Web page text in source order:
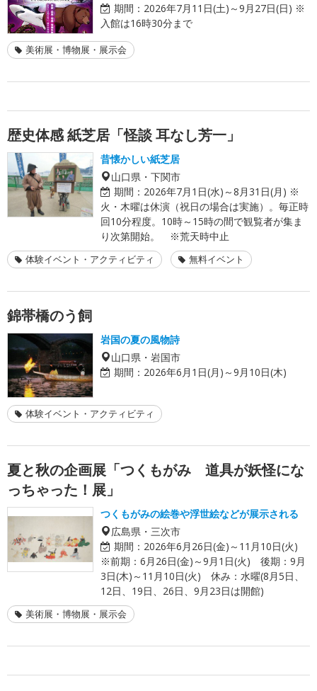
期間： 2026年7月11日(土)～9月27日(日) ※
入館は16時30分まで
美術展・博物展・展示会
歴史体感 紙芝居「怪談 耳なし芳一」
昔懐かしい紙芝居
山口県・下関市
期間： 2026年7月1日(水)～8月31日(月) ※
火・木曜は休演（祝日の場合は実施）。毎正時
回10分程度。10時～15時の間で観覧者が集ま
り次第開始。 ※荒天時中止
体験イベント・アクティビティ 無料イベント
錦帯橋のう飼
岩国の夏の風物詩
山口県・岩国市
期間： 2026年6月1日(月)～9月10日(木)
体験イベント・アクティビティ
夏と秋の企画展「つくもがみ 道具が妖怪にな
っちゃった！展」
つくもがみの絵巻や浮世絵などが展示される
広島県・三次市
期間： 2026年6月26日(金)～11月10日(火)
※前期：6月26日(金)～9月1日(火) 後期：9月
3日(木)～11月10日(火) 休み：水曜(8月5日、
12日、19日、26日、9月23日は開館)
美術展・博物展・展示会